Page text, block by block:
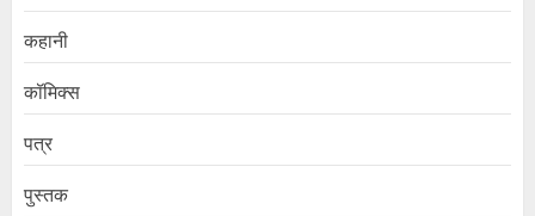
कहानी
कॉमिक्स
पत्र
पुस्तक